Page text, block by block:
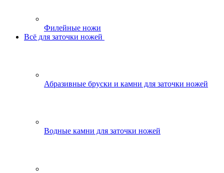
Филейные ножи
Всё для заточки ножей
Абразивные бруски и камни для заточки ножей
Водные камни для заточки ножей